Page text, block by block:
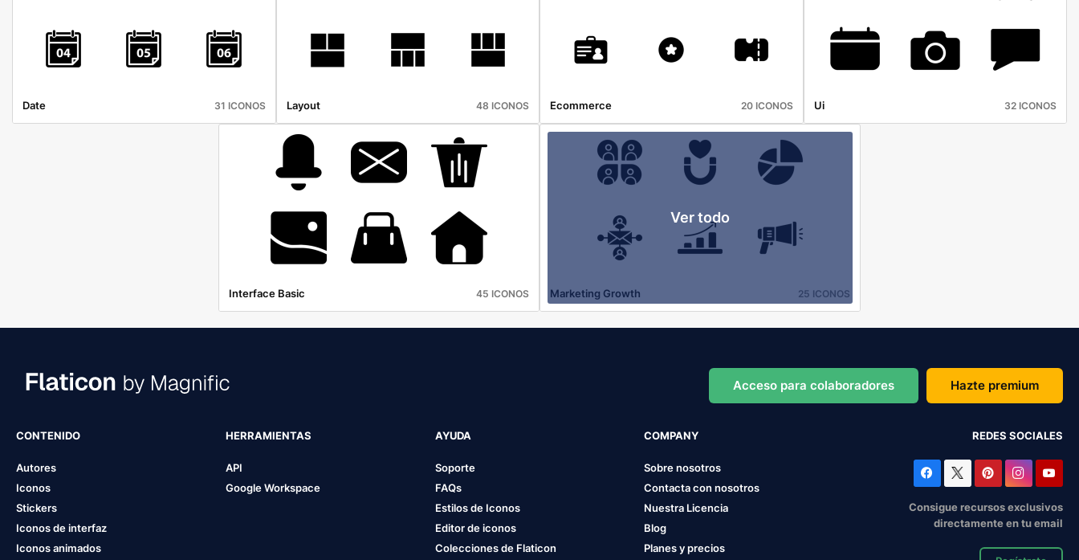
Date 31 ICONOS Layout 48 ICONOS Ecommerce 20 ICONOS Ui 32 ICONOS
Interface Basic 45 ICONOS
Ver todo
Marketing Growth 25 ICONOS
Acceso para colaboradores Hazte premium
CONTENIDO
Autores
Iconos
Stickers
Iconos de interfaz
Iconos animados
HERRAMIENTAS
API
Google Workspace
AYUDA
Soporte
FAQs
Estilos de Iconos
Editor de iconos
Colecciones de Flaticon
COMPANY
Sobre nosotros
Contacta con nosotros
Nuestra Licencia
Blog
Planes y precios
REDES SOCIALES
Consigue recursos exclusivos
directamente en tu email